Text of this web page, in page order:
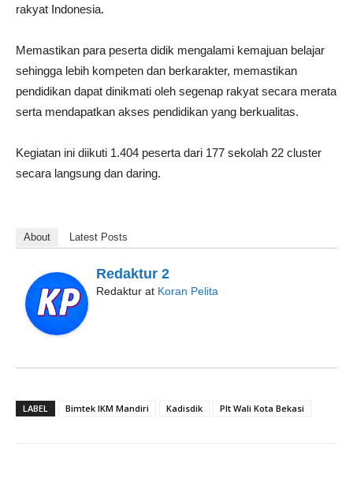
rakyat Indonesia.
Memastikan para peserta didik mengalami kemajuan belajar
sehingga lebih kompeten dan berkarakter, memastikan
pendidikan dapat dinikmati oleh segenap rakyat secara merata
serta mendapatkan akses pendidikan yang berkualitas.
Kegiatan ini diikuti 1.404 peserta dari 177 sekolah 22 cluster
secara langsung dan daring.
About Latest Posts
Redaktur 2
Redaktur at Koran Pelita
LABEL Bimtek IKM Mandiri Kadisdik Plt Wali Kota Bekasi